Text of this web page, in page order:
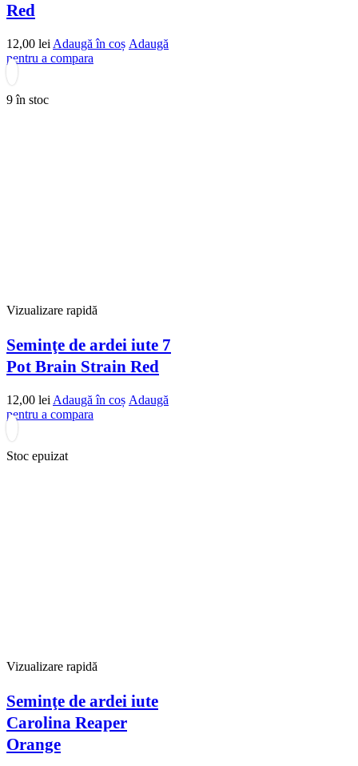
Red
12,00 lei Adaugă în coș Adaugă
pentru a compara
9 în stoc
Vizualizare rapidă
Seminţe de ardei iute 7
Pot Brain Strain Red
12,00 lei Adaugă în coș Adaugă
pentru a compara
Stoc epuizat
Vizualizare rapidă
Seminţe de ardei iute
Carolina Reaper
Orange